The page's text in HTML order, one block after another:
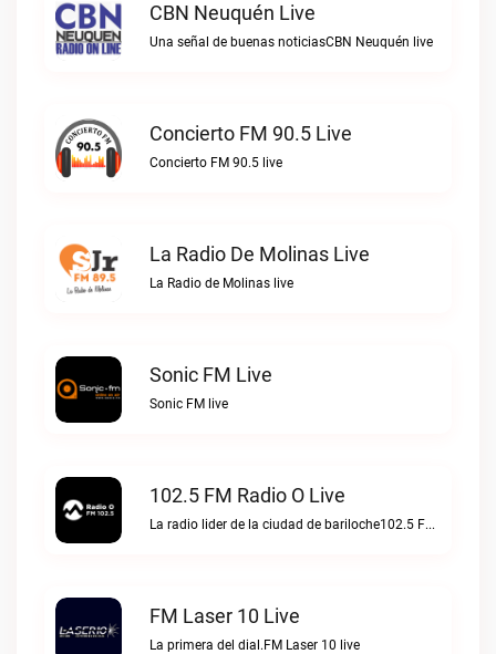
CBN Neuquén Live
Una señal de buenas noticiasCBN Neuquén live
Concierto FM 90.5 Live
Concierto FM 90.5 live
La Radio De Molinas Live
La Radio de Molinas live
Sonic FM Live
Sonic FM live
102.5 FM Radio O Live
La radio lider de la ciudad de bariloche102.5 FM Radio O live
FM Laser 10 Live
La primera del dial.FM Laser 10 live